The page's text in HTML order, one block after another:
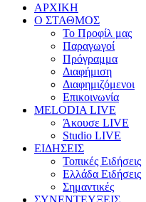
ΑΡΧΙΚΗ
Ο ΣΤΑΘΜΟΣ
Το Προφίλ μας
Παραγωγοί
Πρόγραμμα
Διαφήμιση
Διαφημιζόμενοι
Επικοινωνία
MELODIA LIVE
Άκουσε LIVE
Studio LIVE
ΕΙΔΗΣΕΙΣ
Τοπικές Ειδήσεις
Ελλάδα Ειδήσεις
Σημαντικές
ΣΥΝΕΝΤΕΥΞΕΙΣ